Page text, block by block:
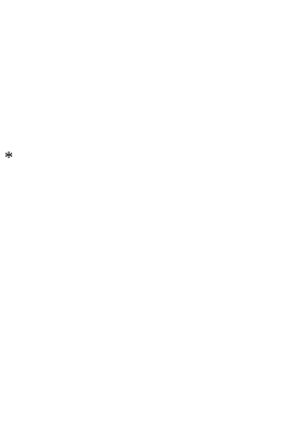
*